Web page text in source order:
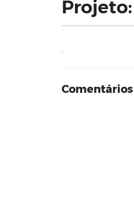
Projeto:
Comentários